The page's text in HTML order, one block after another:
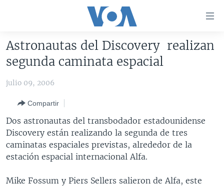
accesibilidad
contenido
principal
Salte
navegador
principal
Salte
AMÉRICA DEL NORTE
EEUU
MÉXICO
HAITÍ
ELECCIONES EEUU 2024
ELECCIONES EEUU
VOTO DIVIDIDO
VOA VERIFICA
VOA VERIFICA UCRANIA/RUSIA
VOA VERIFICA INMIGRACIÓN
VOA VERIFICA AMÉRICA LATINA
AMÉRICA LATINA
ARGENTINA
BOLIVIA
COLOMBIA
CHILE
CHINA EN AMÉRICA LATINA
CENTROAMÉRICA
COSTA RICA
EL SALVADOR
OTRAS SECCIONES
INMIGRACIÓN
ESPECIALES DE LA VOA
Astronautas del Discovery realizan
segunda caminata espacial
julio 09, 2006
Compartir
Dos astronautas del transbodador estadounidense
Discovery están realizando la segunda de tres
caminatas espaciales previstas, alrededor de la
estación espacial internacional Alfa.
Mike Fossum y Piers Sellers salieron de Alfa, este